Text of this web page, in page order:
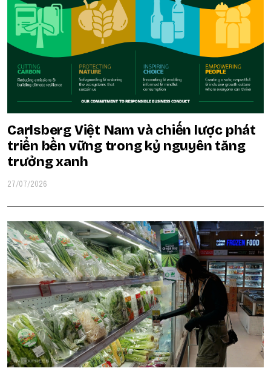
Carlsberg Việt Nam và chiến lược phát
triển bền vững trong kỷ nguyên tăng
trưởng xanh
27/07/2026